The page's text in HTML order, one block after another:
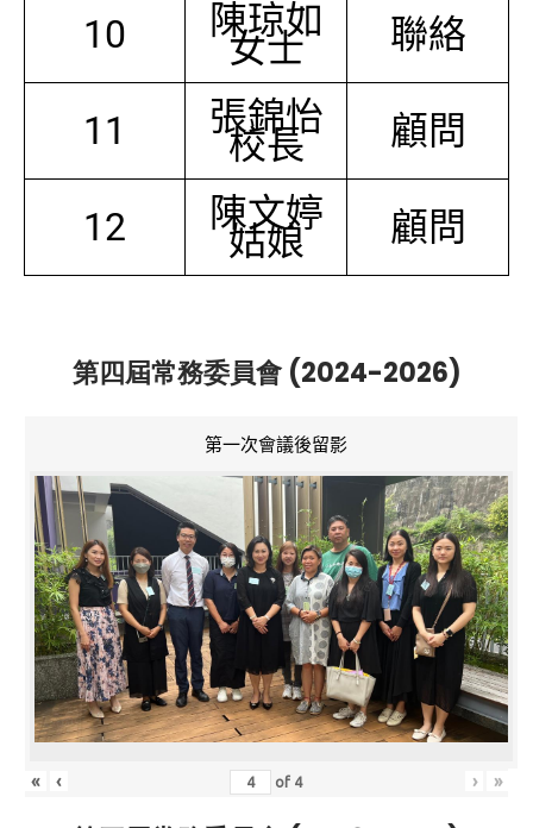
10 陳琼如
女士 聯絡
11 張錦怡
校長 顧問
12 陳文婷
姑娘 顧問
第四屆常務委員會 (2024-2026)
第一次會議後留影
« ‹ of 4 › »